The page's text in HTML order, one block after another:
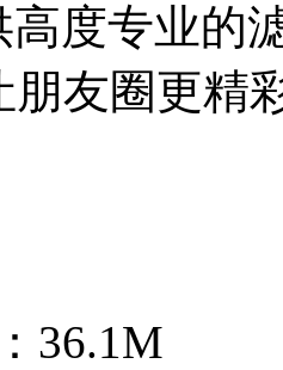
高度专业的
朋友圈更精
36.1M